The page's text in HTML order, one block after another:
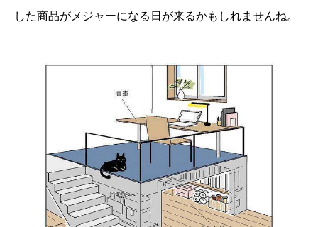
した商品がメジャーになる日が来るかもしれませんね。